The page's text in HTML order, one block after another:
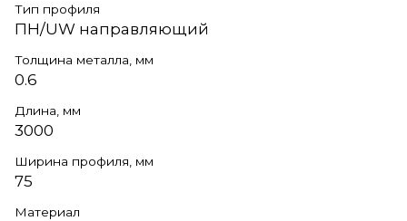
Тип профиля
ПН/UW направляющий
Толщина металла, мм
0.6
Длина, мм
3000
Ширина профиля, мм
75
Материал